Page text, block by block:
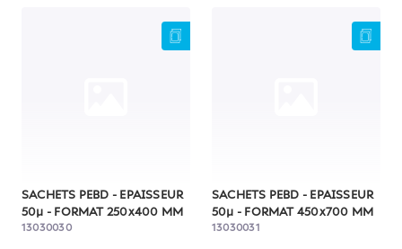
SACHETS PEBD - EPAISSEUR
50µ - FORMAT 250x400 MM
13030030
SACHETS PEBD - EPAISSEUR
50µ - FORMAT 450x700 MM
13030031